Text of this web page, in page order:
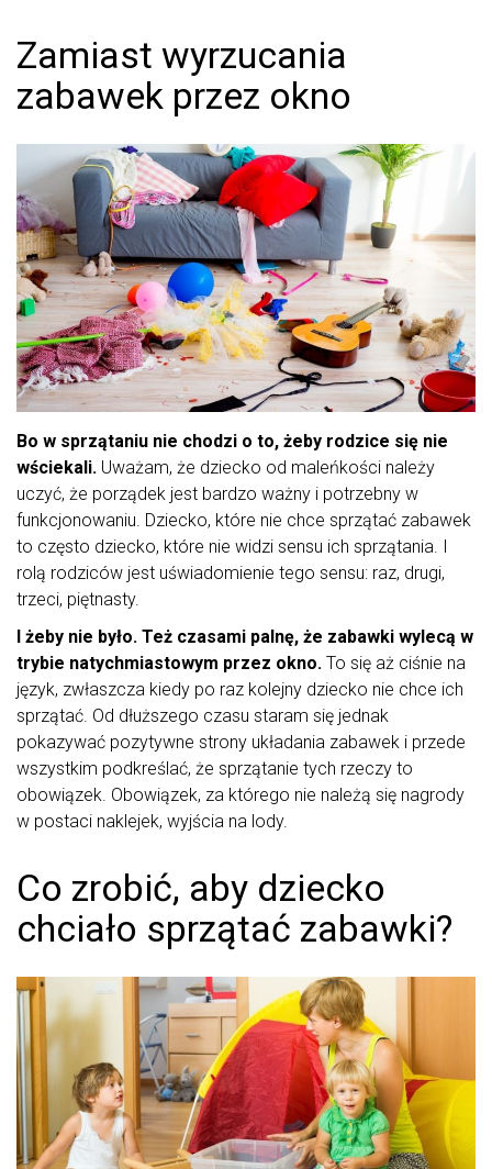
Zamiast wyrzucania
zabawek przez okno
Bo w sprzątaniu nie chodzi o to, żeby rodzice się nie
wściekali. Uważam, że dziecko od maleńkości należy
uczyć, że porządek jest bardzo ważny i potrzebny w
funkcjonowaniu. Dziecko, które nie chce sprzątać zabawek
to często dziecko, które nie widzi sensu ich sprzątania. I
rolą rodziców jest uświadomienie tego sensu: raz, drugi,
trzeci, piętnasty.
I żeby nie było. Też czasami palnę, że zabawki wylecą w
trybie natychmiastowym przez okno. To się aż ciśnie na
język, zwłaszcza kiedy po raz kolejny dziecko nie chce ich
sprzątać. Od dłuższego czasu staram się jednak
pokazywać pozytywne strony układania zabawek i przede
wszystkim podkreślać, że sprzątanie tych rzeczy to
obowiązek. Obowiązek, za którego nie należą się nagrody
w postaci naklejek, wyjścia na lody.
Co zrobić, aby dziecko
chciało sprzątać zabawki?